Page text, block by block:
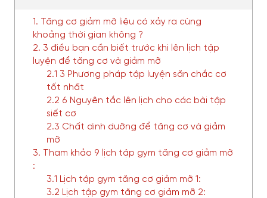
1. Tăng cơ giảm mỡ liệu có xảy ra cùng
khoảng thời gian không ?
2. 3 điều bạn cần biết trước khi lên lịch tập
luyện để tăng cơ và giảm mỡ
2.1 3 Phương pháp tập luyện săn chắc cơ
tốt nhất
2.2 6 Nguyên tắc lên lịch cho các bài tập
siết cơ
2.3 Chất dinh dưỡng để tăng cơ và giảm
mỡ
3. Tham khảo 9 lịch tập gym tăng cơ giảm mỡ
:
3.1 Lịch tập gym tăng cơ giảm mỡ 1:
3.2 Lịch tập gym tăng cơ giảm mỡ 2: